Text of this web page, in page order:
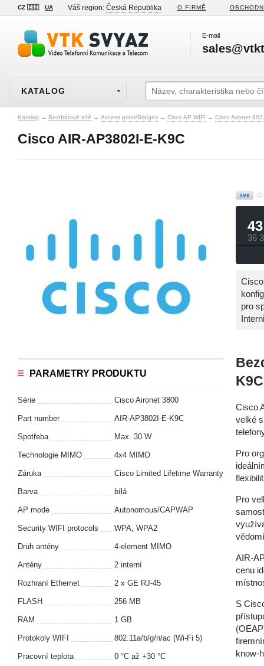
CZ 🇨🇿 UA Váš region: Česká Republika O FIRMĚ
E-mail
KATALOG
Katalog → Bezdrátové sítě → Access point/Bridges → Cisco AP WIFI → Cisco Aironet
Cisco AIR-AP3802I-E-K9C
PARAMETRY PRODUKTU
Série Cisco Aironet 3800
Part number AIR-AP3802I-E-K9C
Spotřeba Max. 30 W
Technologie MIMO 4х4 MIMO
Záruka Cisco Limited Lifetime Warranty
Barva bílá
AP mode Autonomous/CAPWAP
Security WIFI protocols WPA, WPA2
Druh antény 4-element MIMO
Antény 2 interní
Rozhraní Ethernet 2 x GE RJ-45
FLASH 256 MB
RAM 1 GB
Protokoly WIFI 802.11a/b/g/n/ac (Wi-Fi 5)
Pracovní teplota 0 °С až +30 °С
36
pro
K9C
Cisco
velké
Pro
Pro
AIR-
cenu
S
know-